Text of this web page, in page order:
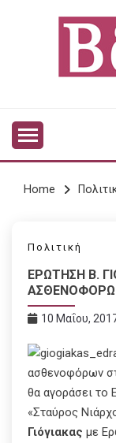
VDELLA
Home
Πολιτική
ΕΡΩΤΗΣΗ Β.
10 Μαΐου,
ασθενοφόρων
θα αγοράσει το
«Σταύρος
Γιόγιακας με